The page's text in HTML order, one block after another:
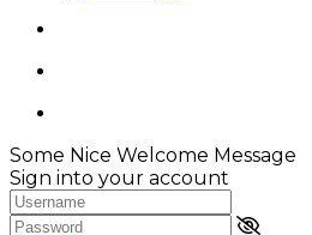
Some Nice Welcome Message
Sign into your account